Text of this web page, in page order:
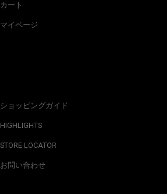
カート
マイページ
ショッピングガイド
HIGHLIGHTS
STORE LOCATOR
お問い合わせ